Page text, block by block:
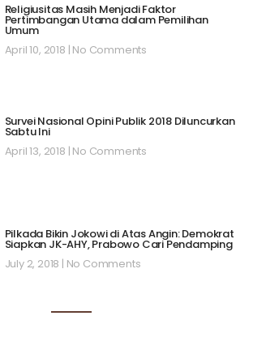
Religiusitas Masih Menjadi Faktor
Pertimbangan Utama dalam Pemilihan
Umum
April 10, 2018 No Comments
Survei Nasional Opini Publik 2018 Diluncurkan
Sabtu Ini
April 13, 2018 No Comments
Pilkada Bikin Jokowi di Atas Angin: Demokrat
Siapkan JK-AHY, Prabowo Cari Pendamping
July 2, 2018 No Comments